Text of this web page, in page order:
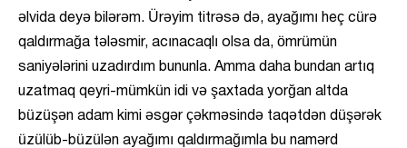
əlvida deyə bilərəm. Ürəyim titrəsə də, ayağımı heç cürə
qaldırmağa tələsmir, acınacaqlı olsa da, ömrümün
saniyələrini uzadırdım bununla. Amma daha bundan artıq
uzatmaq qeyri-mümkün idi və şaxtada yorğan altda
büzüşən adam kimi əsgər çəkməsində taqətdən düşərək
üzülüb-büzülən ayağımı qaldırmağımla bu namərd